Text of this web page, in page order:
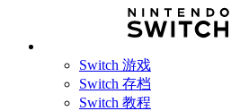
Switch 游戏
Switch 存档
Switch 教程